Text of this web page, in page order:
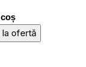
la ofertă